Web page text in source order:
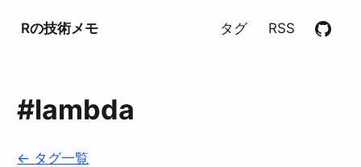
Rの技術メモ タグ RSS
#lambda
← タグ一覧